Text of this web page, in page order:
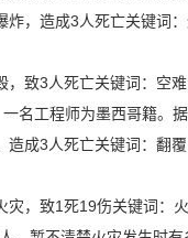
炸，造成3人死亡关键词
，致3人死亡关键词：空
名工程师为墨西哥籍。
造成3人死亡关键词：翻
灾，致1死19伤关键词：